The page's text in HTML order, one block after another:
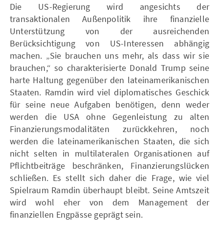
Die US-Regierung wird angesichts der
transaktionalen Außenpolitik ihre finanzielle
Unterstützung von der ausreichenden
Berücksichtigung von US-Interessen abhängig
machen. „Sie brauchen uns mehr, als dass wir sie
brauchen,“ so charakterisierte Donald Trump seine
harte Haltung gegenüber den lateinamerikanischen
Staaten. Ramdin wird viel diplomatisches Geschick
für seine neue Aufgaben benötigen, denn weder
werden die USA ohne Gegenleistung zu alten
Finanzierungsmodalitäten zurückkehren, noch
werden die lateinamerikanischen Staaten, die sich
nicht selten in multilateralen Organisationen auf
Pflichtbeiträge beschränken, Finanzierungslücken
schließen. Es stellt sich daher die Frage, wie viel
Spielraum Ramdin überhaupt bleibt. Seine Amtszeit
wird wohl eher von dem Management der
finanziellen Engpässe geprägt sein.